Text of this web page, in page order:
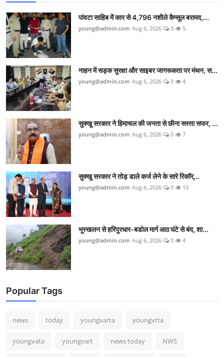
पांवटा साहिब में कार से 4,796 नशीले कैप्सूल बरामद,...
young@admin.com Aug 6, 2026 0 5
नाहन में सड़क सुरक्षा और साइबर जागरूकता पर मंथन, स...
young@admin.com Aug 6, 2026 0 4
सुक्खू सरकार ने हिमाचल की जनता से छीना सस्ता सफर, ...
young@admin.com Aug 6, 2026 0 7
सुक्खू सरकार ने तोड़ डाले कर्ज लेने के सारे रिकॉर्...
young@admin.com Aug 6, 2026 0 13
भूस्खलन से हरिपुरधार-बडोल मार्ग आठ घंटे से बंद, शा...
young@admin.com Aug 6, 2026 0 4
Popular Tags
news today youngvarta youngvrta
youngvata youngvart news today NWS